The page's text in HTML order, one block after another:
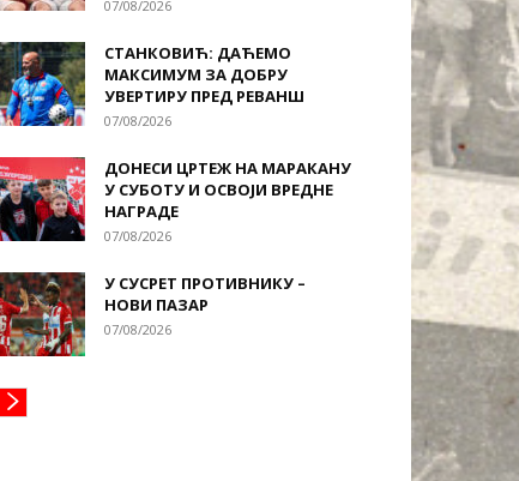
07/08/2026
СТАНКОВИЋ: ДАЋЕМО
МАКСИМУМ ЗА ДОБРУ
УВЕРТИРУ ПРЕД РЕВАНШ
07/08/2026
ДОНЕСИ ЦРТЕЖ НА МАРАКАНУ
У СУБОТУ И ОСВОЈИ ВРЕДНЕ
НАГРАДЕ
07/08/2026
У СУСРЕТ ПРОТИВНИКУ –
НОВИ ПАЗАР
07/08/2026